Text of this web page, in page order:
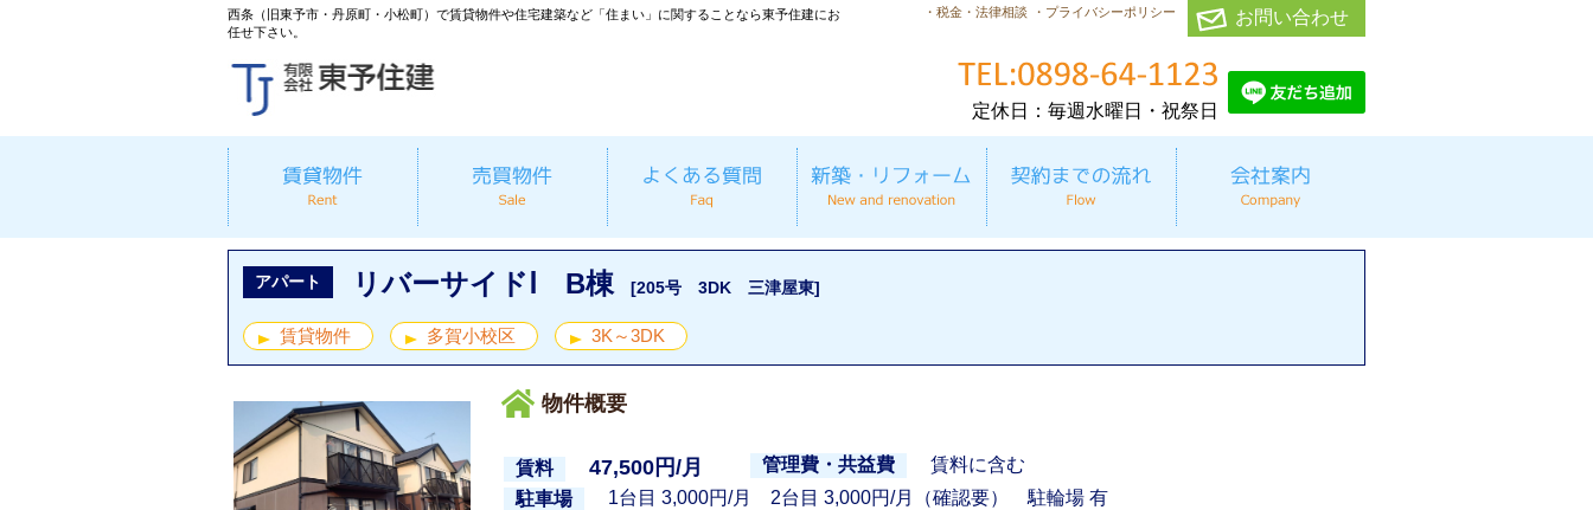
西条（旧東予市・丹原町・小松町）で賃貸物件や住宅建築など「住まい」に関することなら東予住建にお
任せ下さい。
・税金・法律相談 ・プライバシーポリシー お問い合わせ
定休日：毎週水曜日・祝祭日
アパート リバーサイドⅠ B棟 [205号 3DK 三津屋東]
賃貸物件 多賀小校区 3K～3DK
物件概要
賃料 47,500円/月 管理費・共益費
賃料に含む
駐車場
1台目 3,000円/月 2台目 3,000円/月（確認要） 駐輪場 有